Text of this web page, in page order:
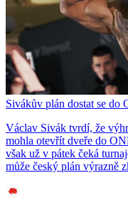
Sivákův plán dostat se do
Václav Sivák tvrdí, že
mohla otevřít dveře do
však už v pátek čeká
může český plán výrazně